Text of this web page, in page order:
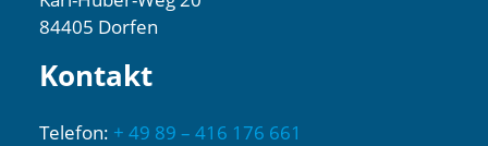
84405 Dorfen
Kontakt
Telefon: + 49 89 – 416 176 661